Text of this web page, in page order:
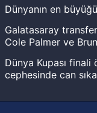
Dünyanın en
Galatasaray
Cole Palmer ve
Dünya Kupası finali
cephesinde can